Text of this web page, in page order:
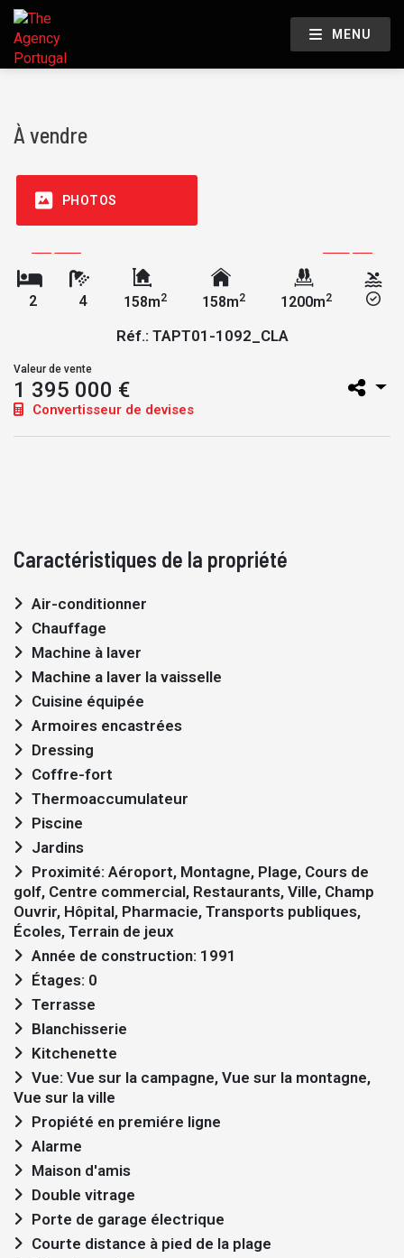
MENU
À vendre
PHOTOS
2 4 158m2 158m2 1200m2
Réf.: TAPT01-1092_CLA
Valeur de vente
1 395 000 €
Convertisseur de devises
Caractéristiques de la propriété
Air-conditionner
Chauffage
Machine à laver
Machine a laver la vaisselle
Cuisine équipée
Armoires encastrées
Dressing
Coffre-fort
Thermoaccumulateur
Piscine
Jardins
golf, Centre commercial, Restaurants, Ville, Champ
Ouvrir, Hôpital, Pharmacie, Transports publiques,
Écoles, Terrain de jeux
Année de construction: 1991
Étages: 0
Terrasse
Blanchisserie
Kitchenette
Vue sur la ville
Propiété en premiére ligne
Alarme
Maison d'amis
Double vitrage
Porte de garage électrique
Courte distance à pied de la plage